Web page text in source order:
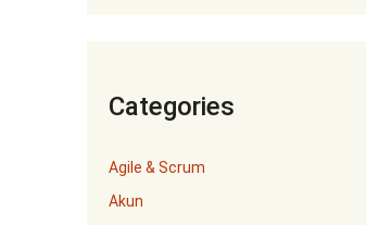
Categories
Agile & Scrum
Akun